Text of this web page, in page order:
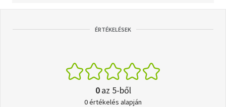
ÉRTÉKELÉSEK
0az 5-ből
0 értékelés alapján